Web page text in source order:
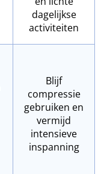
dagelijkse
activiteiten
Blijf
compressie
gebruiken en
vermijd
intensieve
inspanning